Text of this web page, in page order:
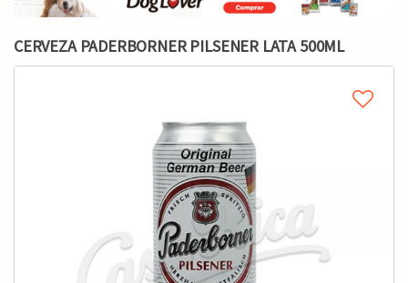
CERVEZA PADERBORNER PILSENER LATA 500ML